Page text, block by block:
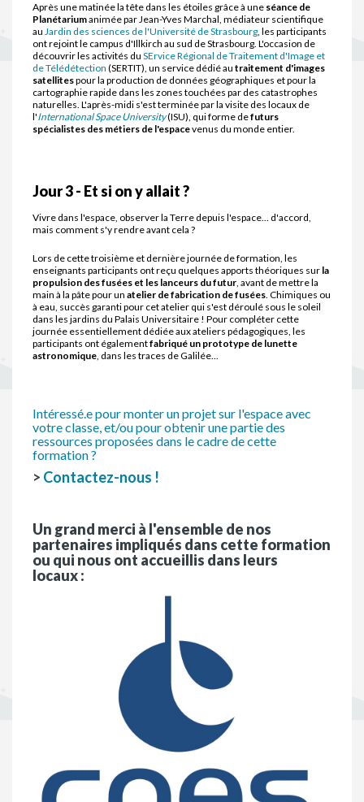
Après une matinée la tête dans les étoiles grâce à une séance de
Planétariumanimée par Jean-Yves Marchal, médiateur scientifique
au Jardin des sciences de l'Université de Strasbourg, les participants
ont rejoint le campus d'Illkirch au sud de Strasbourg. L'occasion de
découvrir les activités du SErvice Régional de Traitement d'Image et
de Télédétection (SERTIT), un service dédié au traitement d'images
satellitespour la production de données géographiques et pour la
cartographie rapide dans les zones touchées par des catastrophes
naturelles. L'après-midi s'est terminée par la visite des locaux de
l'International Space University(ISU), qui forme defuturs
spécialistes des métiers de l'espacevenus du monde entier.
Jour 3 - Et si on y allait ?
Vivre dans l'espace, observer la Terre depuis l'espace... d'accord,
mais comment s'y rendre avant cela ?
Lors de cette troisième et dernière journée de formation, les
enseignants participants ont reçu quelques apports théoriques sur la
propulsion des fusées et les lanceurs du futur, avant de mettre la
main à la pâte pour un atelier de fabrication de fusées. Chimiques ou
à eau, succès garanti pour cet atelier qui s'est déroulé sous le soleil
dans les jardins du Palais Universitaire ! Pour compléter cette
journée essentiellement dédiée aux ateliers pédagogiques, les
participants ont égalementfabriqué un prototype de lunette
astronomique, dans les traces de Galilée...
Intéressé.e pour monter un projet sur l'espace avec
votre classe, et/ou pour obtenir une partie des
ressources proposées dans le cadre de cette
formation ?
> Contactez-nous !
Un grand merci à l'ensemble de nos
partenaires impliqués dans cette formation
ou qui nous ont accueillis dans leurs
locaux :